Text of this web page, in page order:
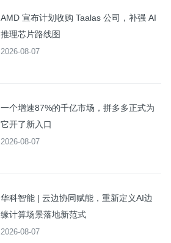
AMD 宣布计划收购 Taalas 公司，补强 AI
推理芯片路线图
2026-08-07
一个增速87%的千亿市场，拼多多正式为
它开了新入口
2026-08-07
华科智能 | 云边协同赋能，重新定义AI边
缘计算场景落地新范式
2026-08-07